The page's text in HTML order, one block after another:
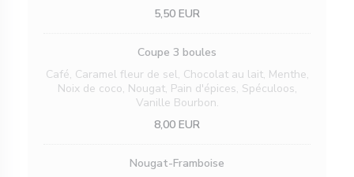
5,50 EUR
Coupe 3 boules
Café, Caramel fleur de sel, Chocolat au lait, Menthe,
Noix de coco, Nougat, Pain d'épices, Spéculoos,
Vanille Bourbon.
8,00 EUR
Nougat-Framboise